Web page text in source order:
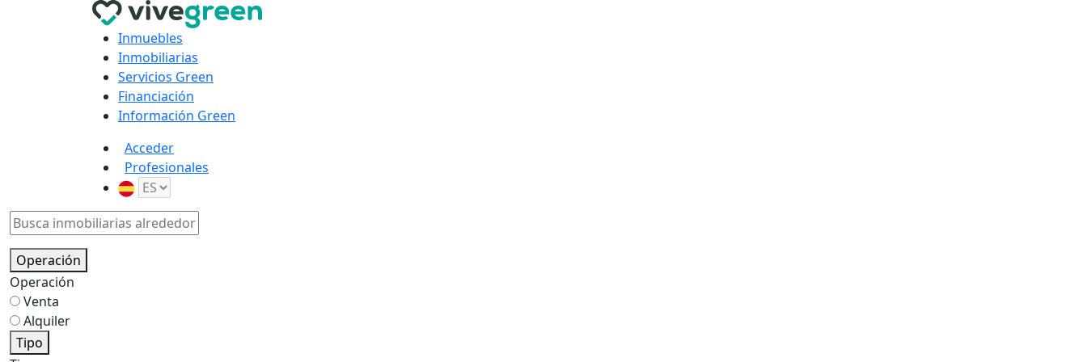
Inmuebles
Inmobiliarias
Servicios Green
Financiación
Información Green
Acceder
Profesionales
Operación
Operación
Venta
Alquiler
Tipo